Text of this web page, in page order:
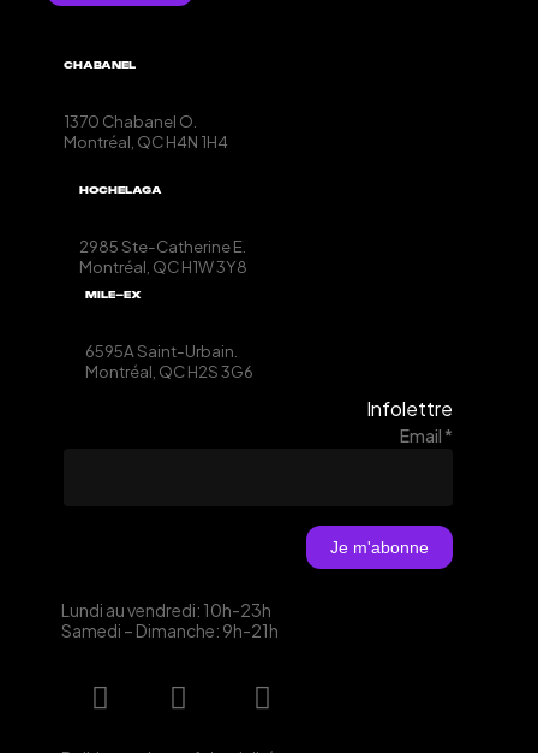
CHABANEL
1370 Chabanel O.
Montréal, QCH4N 1H4
HOCHELAGA
2985 Ste-Catherine E.
Montréal, QCH1W 3Y8
MILE-EX
6595A Saint-Urbain.
Montréal, QCH2S 3G6
Infolettre
Email *
Lundi au vendredi: 10h-23h
Samedi – Dimanche: 9h-21h